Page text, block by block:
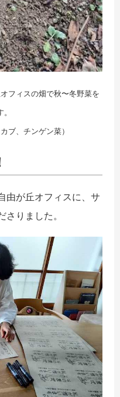
フィスの畑で秋〜冬野菜を
ブ、チンゲン菜）
由が丘オフィスに、サ
りました。